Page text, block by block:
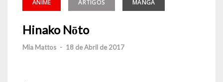
ANIME ARTIGOS MANGA
Hinako Nōto
Mia Mattos - 18 de Abril de 2017